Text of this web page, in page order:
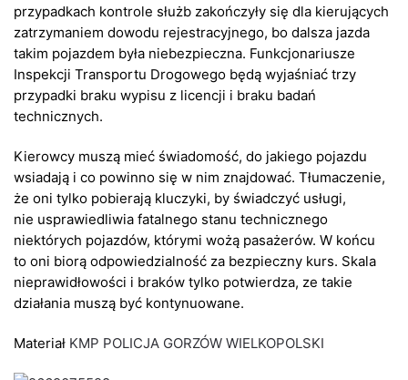
przypadkach kontrole służb zakończyły się dla kierujących
zatrzymaniem dowodu rejestracyjnego, bo dalsza jazda
takim pojazdem była niebezpieczna. Funkcjonariusze
Inspekcji Transportu Drogowego będą wyjaśniać trzy
przypadki braku wypisu z licencji i braku badań
technicznych.
Kierowcy muszą mieć świadomość, do jakiego pojazdu
wsiadają i co powinno się w nim znajdować. Tłumaczenie,
że oni tylko pobierają kluczyki, by świadczyć usługi,
nie usprawiedliwia fatalnego stanu technicznego
niektórych pojazdów, którymi wożą pasażerów. W końcu
to oni biorą odpowiedzialność za bezpieczny kurs. Skala
nieprawidłowości i braków tylko potwierdza, ze takie
działania muszą być kontynuowane.
Materiał KMP POLICJA GORZÓW WIELKOPOLSKI